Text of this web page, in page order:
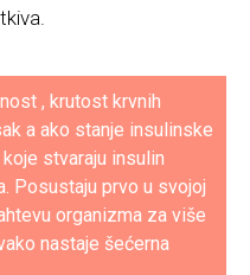
, krutost krvnih
a ako stanje insulinske
stvaraju insulin
Posustaju prvo u svojoj
organizma za više
nastaje šećerna